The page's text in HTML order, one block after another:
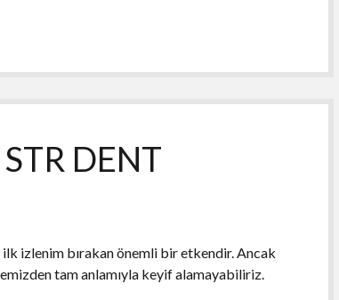
DENT
izlenim bırakan önemli bir etkendir. Ancak
tam anlamıyla keyif alamayabiliriz.